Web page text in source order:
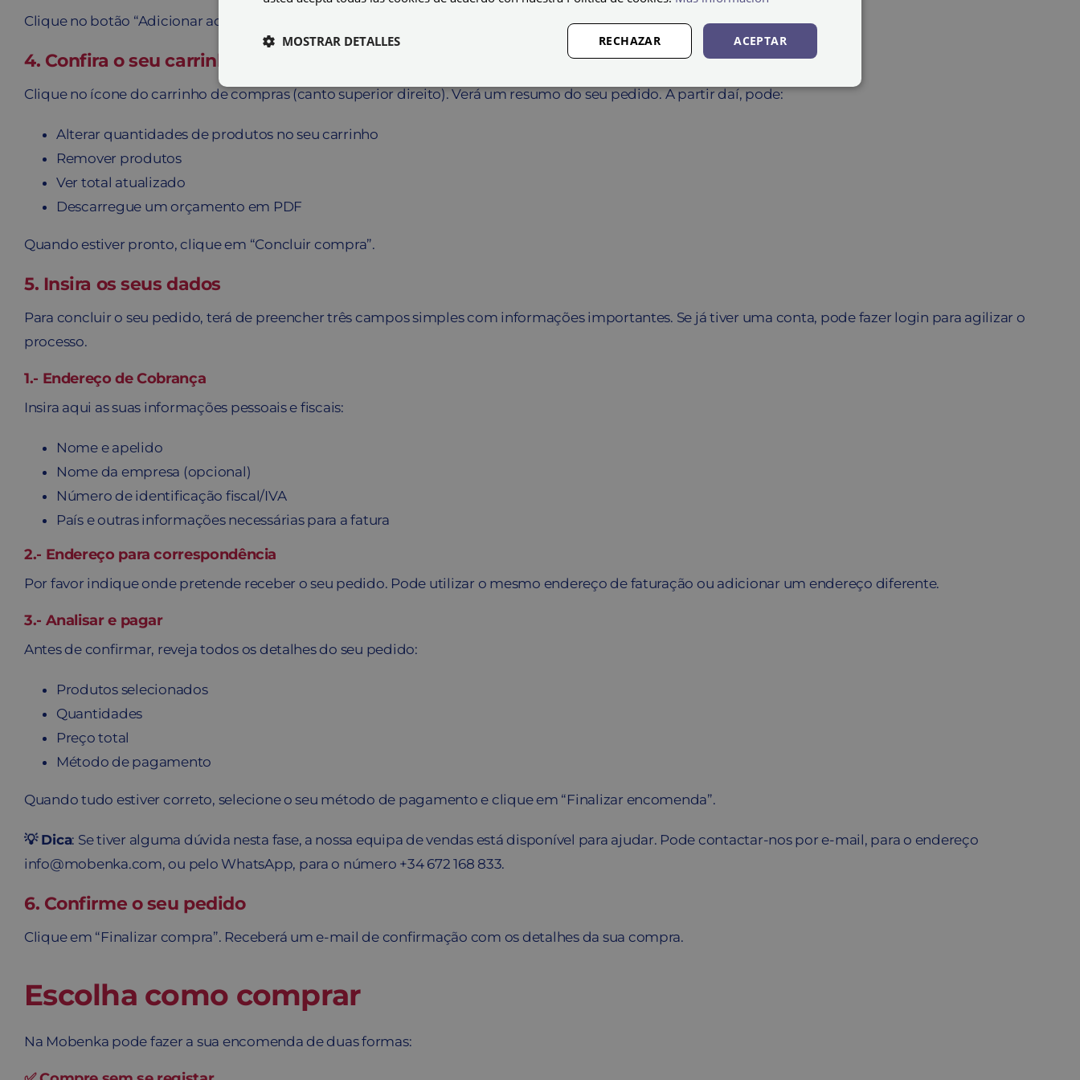
Clique no botão “Adicionar ao carrinho”. Pode continuar a comprar ou ir diretamente ao seu carrinho para rever o seu pedido.
4. Confira o seu carrinho
Clique no ícone do carrinho de compras (canto superior direito). Verá um resumo do seu pedido. A partir daí, pode:
Alterar quantidades de produtos no seu carrinho
Remover produtos
Ver total atualizado
Descarregue um orçamento em PDF
Quando estiver pronto, clique em “Concluir compra”.
5. Insira os seus dados
Para concluir o seu pedido, terá de preencher três campos simples com informações importantes. Se já tiver uma conta, pode fazer login para agilizar o
processo.
1.- Endereço de Cobrança
Insira aqui as suas informações pessoais e fiscais:
Nome e apelido
Nome da empresa (opcional)
Número de identificação fiscal/IVA
País e outras informações necessárias para a fatura
2.- Endereço para correspondência
Por favor indique onde pretende receber o seu pedido. Pode utilizar o mesmo endereço de faturação ou adicionar um endereço diferente.
3.- Analisar e pagar
Antes de confirmar, reveja todos os detalhes do seu pedido:
Produtos selecionados
Quantidades
Preço total
Método de pagamento
Quando tudo estiver correto, selecione o seu método de pagamento e clique em “Finalizar encomenda”.
💡 Dica: Se tiver alguma dúvida nesta fase, a nossa equipa de vendas está disponível para ajudar. Pode contactar-nos por e-mail, para o endereço
info@mobenka.com, ou pelo WhatsApp, para o número +34 672 168 833.
6. Confirme o seu pedido
Clique em “Finalizar compra”. Receberá um e-mail de confirmação com os detalhes da sua compra.
Escolha como comprar
Na Mobenka pode fazer a sua encomenda de duas formas:
ACEPTAR
RECHAZAR
MOSTRAR DETALLES